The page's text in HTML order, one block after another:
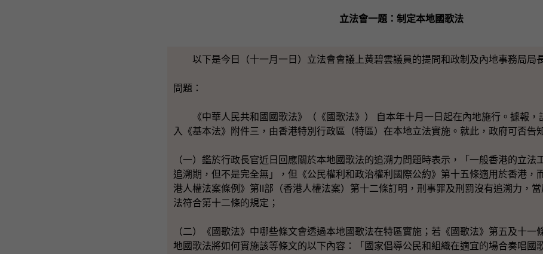
立法會一題：制定本地國歌法
以下是今日（十一月一日）立法會會議上黃碧雲議員的提問和政制及內地事務局局
問題：
《中華人民共和國國歌法》（《國歌法》） 自本年十月一日起在內地施行。據報，
入《基本法》附件三，由香港特別行政區（特區）在本地立法實施。就此，政府可否告
（一）鑑於行政長官近日回應關於本地國歌法的追溯力問題時表示，「一般香港的立法
追溯期，但不是完全無」，但《公民權利和政治權利國際公約》第十五條適用於香港，
港人權法案條例》第II部（香港人權法案）第十二條訂明，刑事罪及刑罰沒有追溯力，
法符合第十二條的規定；
（二）《國歌法》中哪些條文會透過本地國歌法在特區實施；若《國歌法》第五及十一
地國歌法將如何實施該等條文的以下內容：「國家倡導公民和組織在適宜的場合奏唱國